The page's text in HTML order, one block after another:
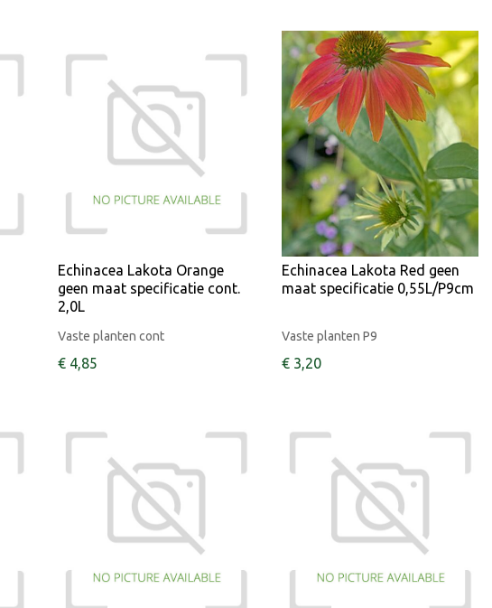
Echinacea Lakota Orange
geen maat specificatie cont.
2,0L
Vaste planten cont
€ 4,85
Echinacea Lakota Red geen
maat specificatie 0,55L/P9cm
Vaste planten P9
€ 3,20